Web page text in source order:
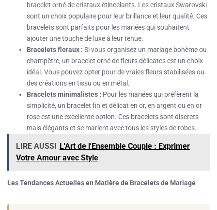
bracelet orné de cristaux étincelants. Les cristaux Swarovski
sont un choix populaire pour leur brillance et leur qualité. Ces
bracelets sont parfaits pour les mariées qui souhaitent
ajouter une touche de luxe à leur tenue.
Bracelets floraux : Si vous organisez un mariage bohème ou
champêtre, un bracelet orné de fleurs délicates est un choix
idéal. Vous pouvez opter pour de vraies fleurs stabilisées ou
des créations en tissu ou en métal.
Bracelets minimalistes : Pour les mariées qui préfèrent la
simplicité, un bracelet fin et délicat en or, en argent ou en or
rose est une excellente option. Ces bracelets sont discrets
mais élégants et se marient avec tous les styles de robes.
LIRE AUSSI L'Art de l'Ensemble Couple : Exprimer
Votre Amour avec Style
Les Tendances Actuelles en Matière de Bracelets de Mariage